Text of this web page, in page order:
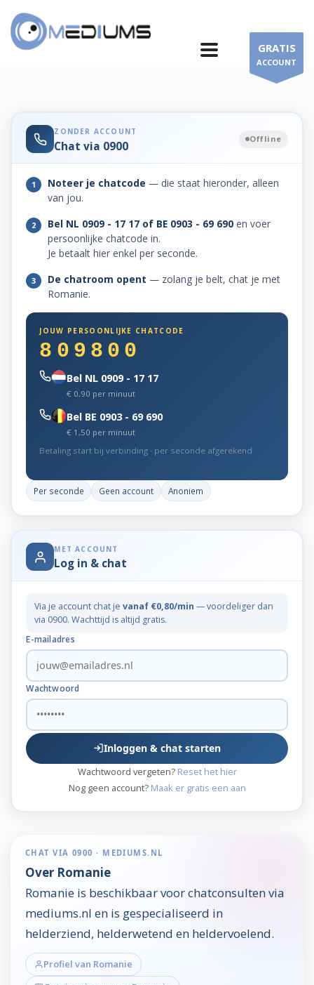
GRATIS
ACCOUNT
ZONDER ACCOUNT
Chat via 0900 Offline
1 Noteer je chatcode — die staat hieronder, alleen
van jou.
2 Bel NL 0909 - 17 17 of BE 0903 - 69 690 en voer
persoonlijke chatcode in.
Je betaalt hier enkel per seconde.
3 De chatroom opent — zolang je belt, chat je met
Romanie.
JOUW PERSOONLIJKE CHATCODE
809800
Bel NL 0909 - 17 17
€ 0,90 per minuut
Bel BE 0903 - 69 690
€ 1,50 per minuut
Betaling start bij verbinding · per seconde afgerekend
Per seconde Geen account Anoniem
MET ACCOUNT
Log in & chat
Via je account chat jevanaf €0,80/min — voordeliger dan
via 0900. Wachttijd is altijd gratis.
E-mailadres
Wachtwoord
Inloggen & chat starten
Wachtwoord vergeten? Reset het hier
Nog geen account? Maak er gratis een aan
CHAT VIA 0900 · MEDIUMS.NL
Over Romanie
Romanie is beschikbaar voor chatconsulten via
mediums.nl en is gespecialiseerd in
helderziend, helderwetend en heldervoelend.
Profiel van Romanie